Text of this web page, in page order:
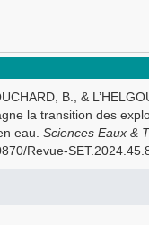
B., &
la transition des
eau. Sciences Eaux &
Revue-